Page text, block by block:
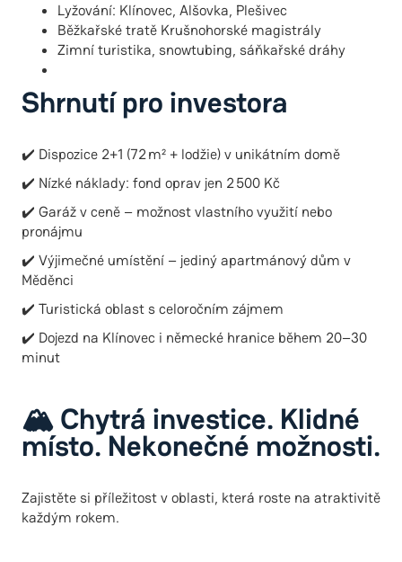
Lyžování: Klínovec, Alšovka, Plešivec
Běžkařské tratě Krušnohorské magistrály
Zimní turistika, snowtubing, sáňkařské dráhy
Shrnutí pro investora
✔️ Dispozice 2+1 (72 m² + lodžie) v unikátním domě
✔️ Nízké náklady: fond oprav jen 2 500 Kč
✔️ Garáž v ceně – možnost vlastního využití nebo
pronájmu
✔️ Výjimečné umístění – jediný apartmánový dům v
Měděnci
✔️ Turistická oblast s celoročním zájmem
✔️ Dojezd na Klínovec i německé hranice během 20–30
minut
🏔️ Chytrá investice. Klidné
místo. Nekonečné možnosti.
Zajistěte si příležitost v oblasti, která roste na atraktivitě
každým rokem.